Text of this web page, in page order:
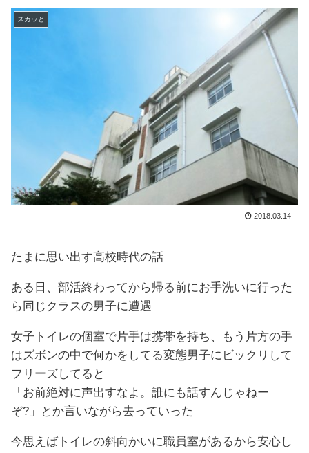
スカッと
2018.03.14
たまに思い出す高校時代の話
ある日、部活終わってから帰る前にお手洗いに行った
ら同じクラスの男子に遭遇
女子トイレの個室で片手は携帯を持ち、もう片方の手
はズボンの中で何かをしてる変態男子にビックリして
フリーズしてると
「お前絶対に声出すなよ。誰にも話すんじゃねー
ぞ?」とか言いながら去っていった
今思えばトイレの斜向かいに職員室があるから安心し